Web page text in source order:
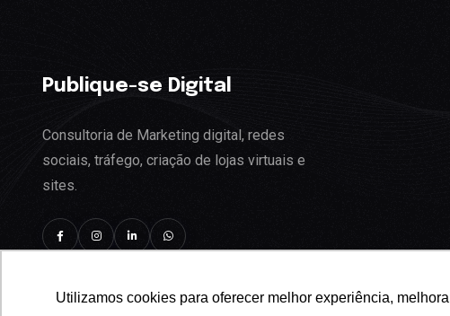
Utilizamos cookies para oferecer melhor experiência,
Publique-se Digital
Consultoria de Marketing digital, redes
sociais, tráfego, criação de lojas virtuais e
sites.